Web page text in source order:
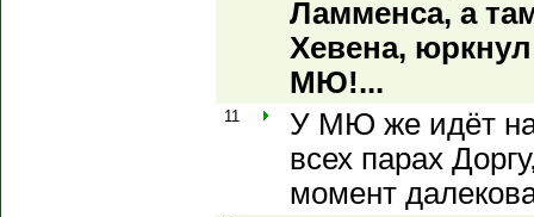
Ламменса, а
Хевена,
МЮ!...
11
У МЮ же идёт на
всех парах
момент